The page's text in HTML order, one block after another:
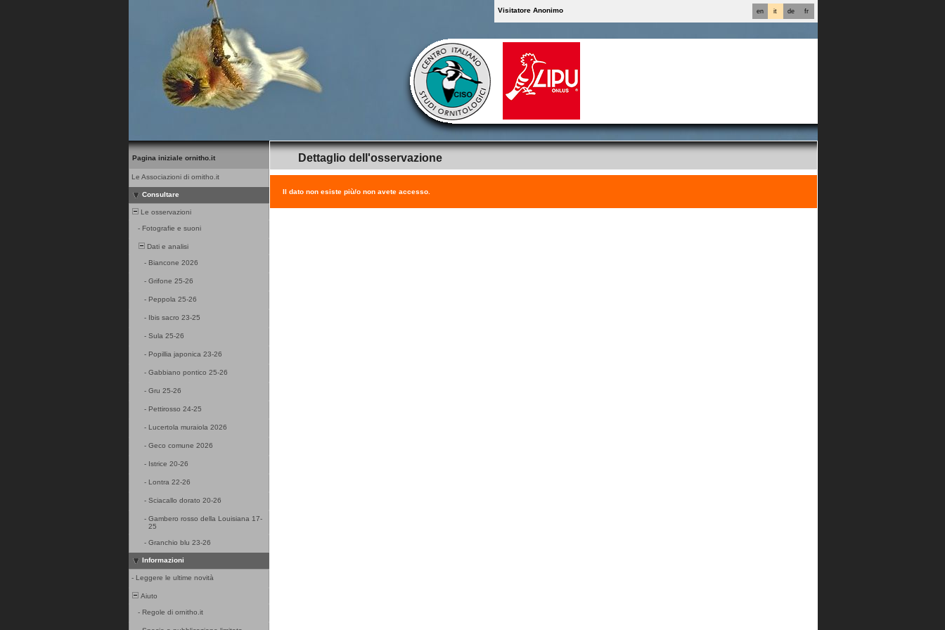
fr
de
it
en
Visitatore Anonimo
Pagina iniziale ornitho.it
Le Associazioni di ornitho.it
Consultare
Le osservazioni
- Fotografie e suoni
Dati e analisi
- Biancone 2026
- Grifone 25-26
- Peppola 25-26
- Ibis sacro 23-25
- Sula 25-26
- Popillia japonica 23-26
- Gabbiano pontico 25-26
- Gru 25-26
- Pettirosso 24-25
- Lucertola muraiola 2026
- Geco comune 2026
- Istrice 20-26
- Lontra 22-26
- Sciacallo dorato 20-26
- Gambero rosso della Louisiana 17-
25
- Granchio blu 23-26
Informazioni
- Leggere le ultime novità
Aiuto
- Regole di ornitho.it
Dettaglio dell'osservazione
Il dato non esiste più/o non avete accesso.